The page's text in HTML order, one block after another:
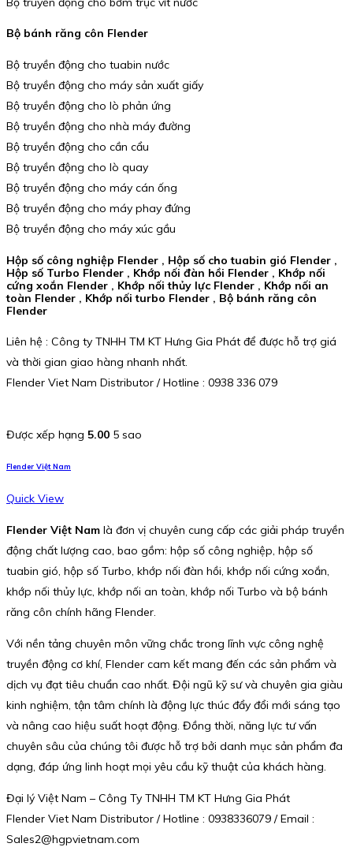
Bộ bánh răng côn Flender
Bộ truyền động cho tuabin nước
Bộ truyền động cho máy sản xuất giấy
Bộ truyền động cho lò phản ứng
Bộ truyền động cho nhà máy đường
Bộ truyền động cho cần cẩu
Bộ truyền động cho lò quay
Bộ truyền động cho máy cán ống
Bộ truyền động cho máy phay đứng
Bộ truyền động cho máy xúc gầu
Hộp số công nghiệp Flender , Hộp số cho tuabin gió Flender ,
Hộp số Turbo Flender , Khớp nối đàn hồi Flender , Khớp nối
cứng xoắn Flender , Khớp nối thủy lực Flender , Khớp nối an
toàn Flender , Khớp nối turbo Flender , Bộ bánh răng côn
Flender
Liên hệ : Công ty TNHH TM KT Hưng Gia Phát để được hỗ trợ giá
và thời gian giao hàng nhanh nhất.
Flender Viet Nam Distributor / Hotline : 0938 336 079
Được xếp hạng 5.00 5 sao
Flender Việt Nam
Quick View
Flender Việt Nam là đơn vị chuyên cung cấp các giải pháp truyền
động chất lượng cao, bao gồm: hộp số công nghiệp, hộp số
tuabin gió, hộp số Turbo, khớp nối đàn hồi, khớp nối cứng xoắn,
khớp nối thủy lực, khớp nối an toàn, khớp nối Turbo và bộ bánh
răng côn chính hãng Flender.
Với nền tảng chuyên môn vững chắc trong lĩnh vực công nghệ
truyền động cơ khí, Flender cam kết mang đến các sản phẩm và
dịch vụ đạt tiêu chuẩn cao nhất. Đội ngũ kỹ sư và chuyên gia giàu
kinh nghiệm, tận tâm chính là động lực thúc đẩy đổi mới sáng tạo
và nâng cao hiệu suất hoạt động. Đồng thời, năng lực tư vấn
chuyên sâu của chúng tôi được hỗ trợ bởi danh mục sản phẩm đa
dạng, đáp ứng linh hoạt mọi yêu cầu kỹ thuật của khách hàng.
Đại lý Việt Nam – Công Ty TNHH TM KT Hưng Gia Phát
Flender Viet Nam Distributor / Hotline : 0938336079 / Email :
Sales2@hgpvietnam.com